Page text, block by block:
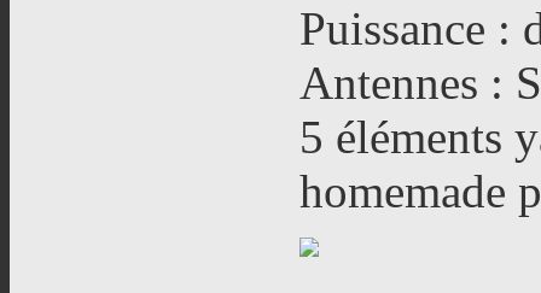
Puissance :
Antennes :
5 éléments
homemade